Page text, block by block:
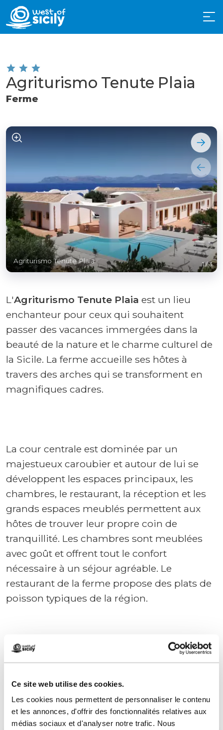
Ce site web utilise des cookies.
Les cookies nous permettent de personnaliser le contenu
et les annonces, d'offrir des fonctionnalités relatives aux
médias sociaux et d'analyser notre trafic. Nous
Agriturismo Tenute Plaia
Ferme
Agriturismo Tenute Plaia 1/3
L'Agriturismo Tenute Plaia est un lieu
enchanteur pour ceux qui souhaitent
passer des vacances immergées dans la
beauté de la nature et le charme culturel de
la Sicile. La ferme accueille ses hôtes à
travers des arches qui se transforment en
magnifiques cadres.
La cour centrale est dominée par un
majestueux caroubier et autour de lui se
développent les espaces principaux, les
chambres, le restaurant, la réception et les
grands espaces meublés permettent aux
hôtes de trouver leur propre coin de
tranquillité. Les chambres sont meublées
avec goût et offrent tout le confort
nécessaire à un séjour agréable. Le
restaurant de la ferme propose des plats de
poisson typiques de la région.
La ferme offre la possibilité de séjourner
+ En savoir plus